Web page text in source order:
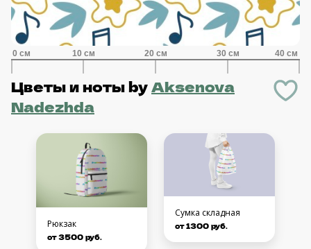
Цветы и нотыbyAksenova
Nadezhda
Рюкзак
от 3500 руб.
Сумка складная
от 1300 руб.